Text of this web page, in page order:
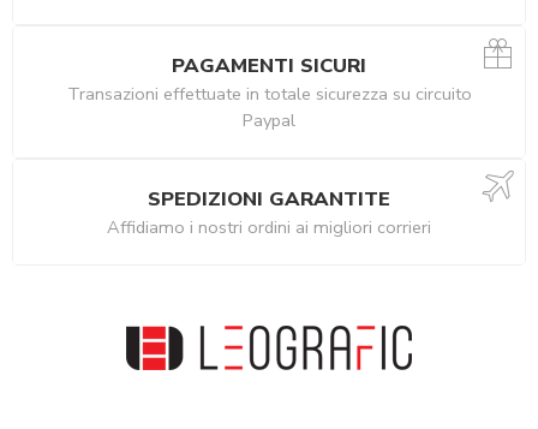
PAGAMENTI SICURI
Transazioni effettuate in totale sicurezza su circuito
Paypal
SPEDIZIONI GARANTITE
Affidiamo i nostri ordini ai migliori corrieri